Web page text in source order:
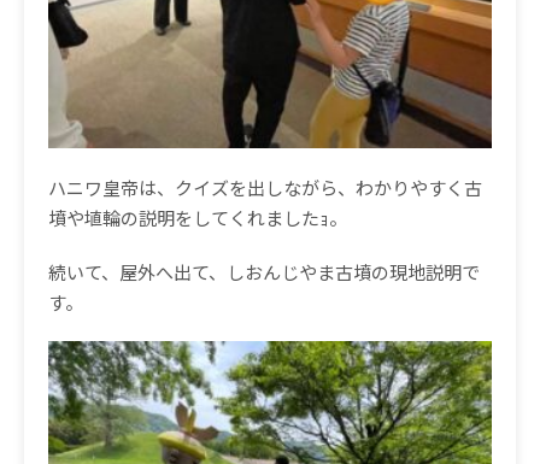
ハニワ皇帝は、クイズを出しながら、わかりやすく古
墳や埴輪の説明をしてくれましたｮ。
続いて、屋外へ出て、しおんじやま古墳の現地説明で
す。